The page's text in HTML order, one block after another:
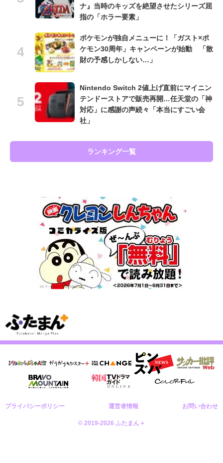
ナ』当時のキッズを絶望させたシリーズ屈
指の「ホラー要素」
ポケモンが独自メニューに！「ガスト×ポ
ケモン30周年」キャンペーンが始動 「散
財の予感しかしない…」
Nintendo Switch 2値上げ直前にマイニン
テンドーストアで販売再開…任天堂の「神
対応」に感謝の声続々「本当にすごい会
社」
ランキング一覧
プライバシーポリシー 運営者情報 お問い合わせ
© 2019-2026 ふたまん＋